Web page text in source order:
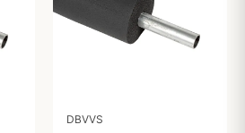
DBVVS